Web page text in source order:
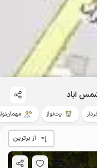
آباد
پت‌نواز
از برترین